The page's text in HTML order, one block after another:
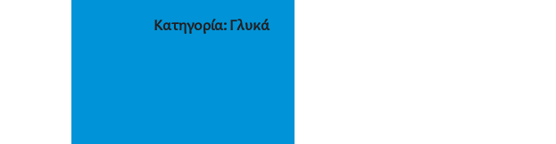
Κατηγορία:Γλυκά